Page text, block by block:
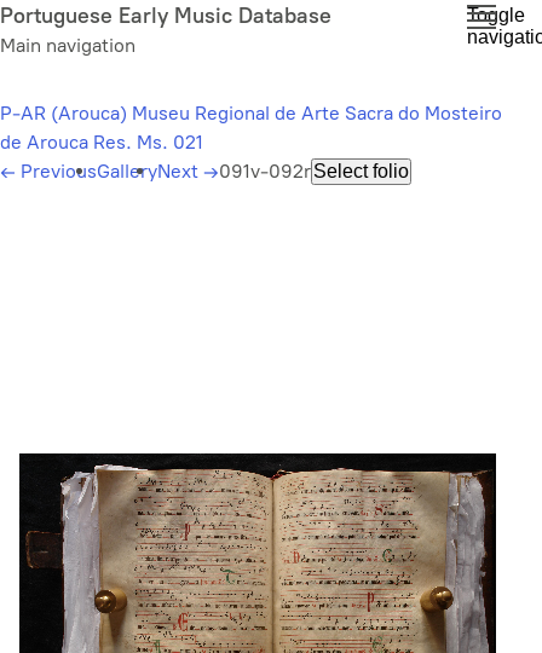
Skip
to
content
Portuguese Early Music Database
Main navigation
Toggle
P-AR (Arouca) Museu Regional de Arte Sacra do Mosteiro
de Arouca Res. Ms. 021
← PreviousGalleryNext →091v-092rSelect folio